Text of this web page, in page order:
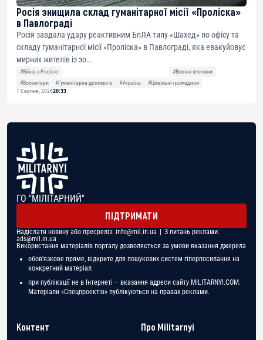
Росія знищила склад гуманітарної місії «Проліска»
в Павлограді
Росія завдала удару реактивним БпЛА типу «Шахед» по офісу та
складу гуманітарної місії «Проліска» в Павлограді, яка евакуйовує
мирних жителів із зо...
#Війна з Росією
#Воєнні злочини
#Волонтери
#Гуманітарна допомога #Україна
#Цивільні громадяни
1 Серпня, 202620:33
ГО "МІЛІТАРНИЙ"
ПІДТРИМАТИ
Надіслати новину або пресреліз: info@mil.in.ua | З питань реклами:
ads@mil.in.ua
Використання матеріалів порталу дозволяється за умови вказання джерела
обов'язкове пряме, відкрите для пошукових систем гіперпосилання на
конкретний матеріал
при публікації не в Інтернеті – вказання адреси сайту MILITARNYI.COM.
Матеріали «Спецпроектів» публікуються на правах реклами.
Контент Про Militarnyi